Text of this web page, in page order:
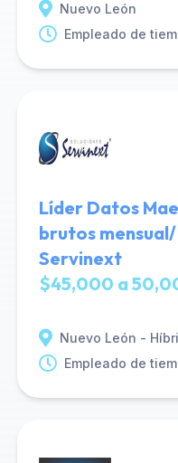
Nuevo León
Empleado de
Líder Datos
brutos
Servinext
$45,000 a
Nuevo León -
Empleado de